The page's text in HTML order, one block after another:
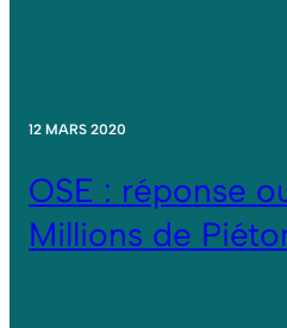
12 MARS 2020
OSE : réponse
Millions de